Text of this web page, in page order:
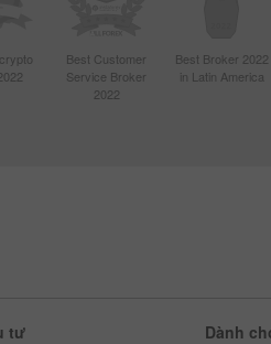
Best Customer
Service Broker
2022
Best Broker 2022
in Latin America
tư
Dành